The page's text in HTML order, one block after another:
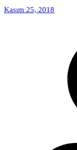
Kasım 25, 2018